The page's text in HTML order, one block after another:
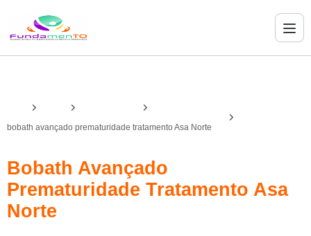
bobath avançado prematuridade tratamento Asa Norte
Bobath Avançado
Prematuridade Tratamento Asa
Norte